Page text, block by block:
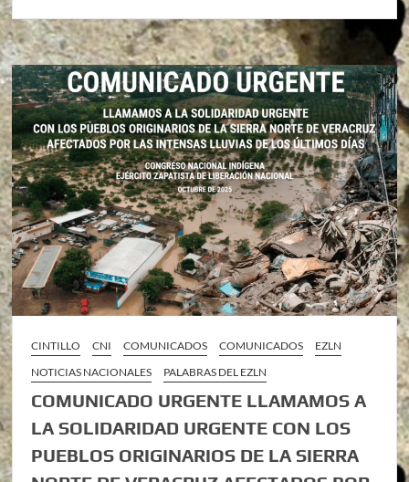
CINTILLO CNI COMUNICADOS COMUNICADOS
EZLN
NOTICIAS NACIONALES
PALABRAS DEL EZLN
COMUNICADO URGENTE LLAMAMOS A
LA SOLIDARIDAD URGENTE CON LOS
PUEBLOS ORIGINARIOS DE LA SIERRA